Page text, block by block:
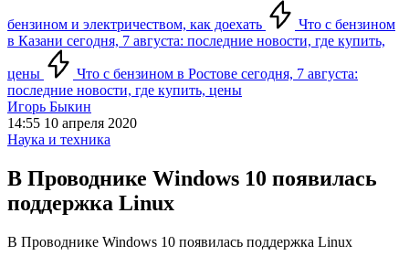
бензином и электричеством, как доехать
Что с бензином
в Казани сегодня, 7 августа: последние новости, где купить,
цены
Что с бензином в Ростове сегодня, 7 августа:
последние новости, где купить, цены
Игорь Быкин
14:55 10 апреля 2020
Наука и техника
В Проводнике Windows 10 появилась
поддержка Linux
В Проводнике Windows 10 появилась поддержка Linux